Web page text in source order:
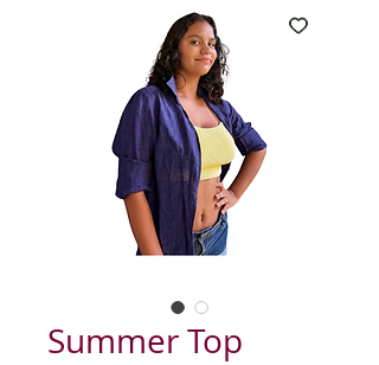
Summer Top